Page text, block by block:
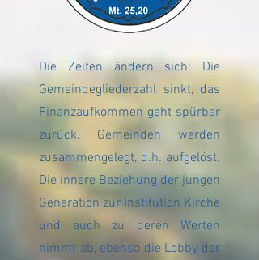
Die Zeiten ändern sich: Die
Gemeindegliederzahl sinkt, das
Finanzaufkommen geht spürbar
zurück. Gemeinden werden
zusammengelegt, d.h. aufgelöst.
Die innere Beziehung der jungen
Generation zur Institution Kirche
und auch zu deren Werten
nimmt ab, ebenso die Lobby der